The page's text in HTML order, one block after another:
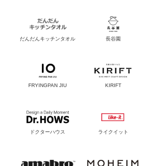
だんだんキッチンタオル 長谷園
FRYINGPAN JIU KIRIFT
ドクターハウス ライクイット